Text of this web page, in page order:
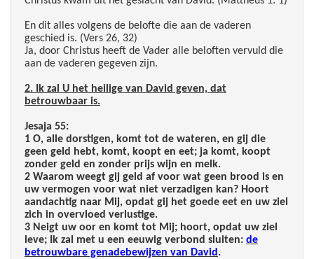
En dit alles volgens de belofte die aan de vaderen
geschied is. (Vers 26, 32)
Ja, door Christus heeft de Vader alle beloften vervuld die
aan de vaderen gegeven zijn.
2. Ik zal U het heilige van David geven, dat
betrouwbaar is.
Jesaja 55:
1 O, alle dorstigen, komt tot de wateren, en gij die
geen geld hebt, komt, koopt en eet; ja komt, koopt
zonder geld en zonder prijs wijn en melk.
2 Waarom weegt gij geld af voor wat geen brood is en
uw vermogen voor wat niet verzadigen kan? Hoort
aandachtig naar Mij, opdat gij het goede eet en uw ziel
zich in overvloed verlustige.
3 Neigt uw oor en komt tot Mij; hoort, opdat uw ziel
leve; Ik zal met u een eeuwig verbond sluiten: de
betrouwbare genadebewijzen van David .